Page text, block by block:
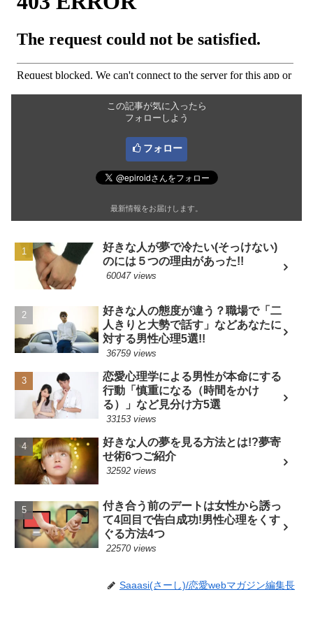
この記事が気に入ったら
フォローしよう
フォロー
最新情報をお届けします。
好きな人が夢で冷たい(そっけない)
のには５つの理由があった!!
60047 views
好きな人の態度が違う？職場で「二
人きりと大勢で話す」などあなたに
対する男性心理5選!!
36759 views
恋愛心理学による男性が本命にする
行動「慎重になる（時間をかけ
る）」など見分け方5選
33153 views
好きな人の夢を見る方法とは!?夢寄
せ術6つご紹介
32592 views
付き合う前のデートは女性から誘っ
て4回目で告白成功!男性心理をくす
ぐる方法4つ
22570 views
Saaasi(さーし)/恋愛webマガジン編集長